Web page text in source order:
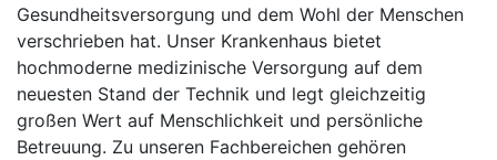
Gesundheitsversorgung und dem Wohl der Menschen
verschrieben hat. Unser Krankenhaus bietet
hochmoderne medizinische Versorgung auf dem
neuesten Stand der Technik und legt gleichzeitig
großen Wert auf Menschlichkeit und persönliche
Betreuung. Zu unseren Fachbereichen gehören